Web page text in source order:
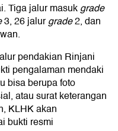
Tiga jalur masukgrade
3, 26 jalurgrade2, dan
pendakian Rinjani
pengalaman mendaki
bisa berupa foto
atau surat keterangan
KLHK akan
bukti resmi